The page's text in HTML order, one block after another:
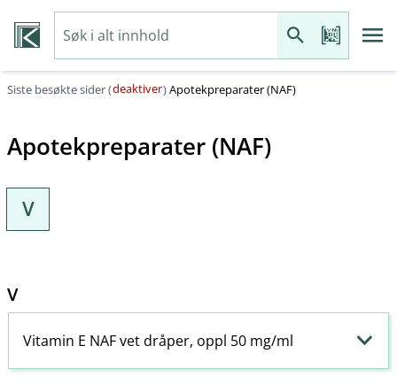
Siste besøkte sider (deaktiver)Apotekpreparater (NAF)
Apotekpreparater (NAF)
V
V
Vitamin E NAF vet dråper, oppl 50 mg/ml